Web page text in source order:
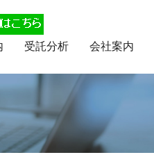
受託分析 会社案内